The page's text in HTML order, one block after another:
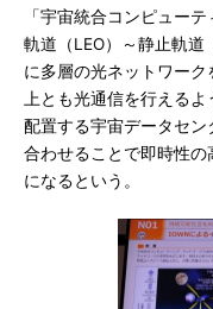
「宇宙統合コンピュー
軌道（LEO）～静止軌道
に多層の光ネットワー
上とも光通信を行える
配置する宇宙データセ
合わせることで即時性の
になるという。